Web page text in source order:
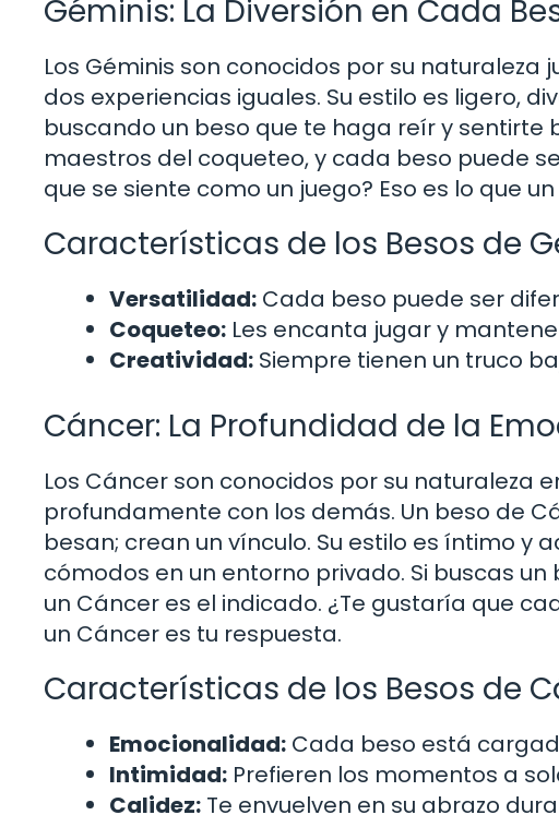
Géminis: La Diversión en Cada
Los Géminis son conocidos por su naturaleza
dos experiencias iguales. Su estilo es ligero,
buscando un beso que te haga reír y sentirte
maestros del coqueteo, y cada beso puede
que se siente como un juego? Eso es lo que
Características de los Besos de
Versatilidad: Cada beso puede ser
Coqueteo: Les encanta jugar y
Creatividad: Siempre tienen un truco
Cáncer: La Profundidad de la
Los Cáncer son conocidos por su naturaleza
profundamente con los demás. Un beso de
besan; crean un vínculo. Su estilo es íntimo y
cómodos en un entorno privado. Si buscas
un Cáncer es el indicado. ¿Te gustaría que
un Cáncer es tu respuesta.
Características de los Besos de
Emocionalidad: Cada beso está
Intimidad: Prefieren los momentos a
Calidez: Te envuelven en su abrazo